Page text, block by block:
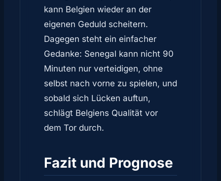
kann Belgien wieder an der
eigenen Geduld scheitern.
Dagegen steht ein einfacher
Gedanke: Senegal kann nicht 90
Minuten nur verteidigen, ohne
selbst nach vorne zu spielen, und
sobald sich Lücken auftun,
schlägt Belgiens Qualität vor
dem Tor durch.
Fazit und Prognose